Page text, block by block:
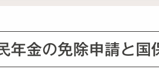
年金の免除申請と国